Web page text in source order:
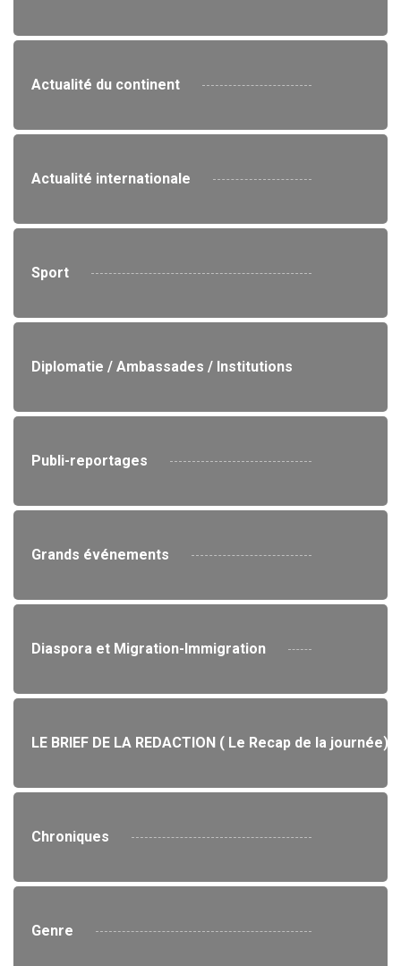
Actualité du continent
Actualité internationale
Sport
Diplomatie / Ambassades / Institutions
Publi-reportages
Grands événements
Diaspora et Migration-Immigration
LE BRIEF DE LA REDACTION ( Le Recap de la journée)
Chroniques
Genre